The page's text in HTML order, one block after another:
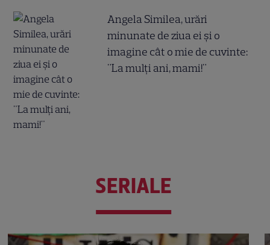
Angela Similea, urări
minunate de ziua ei și o
imagine cât o mie de cuvinte:
"La mulți ani, mami!"
SERIALE